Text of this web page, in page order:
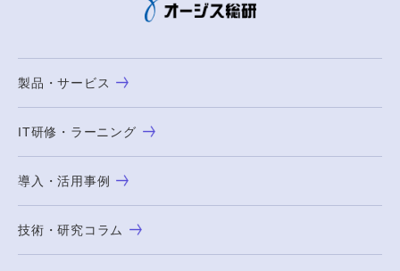
製品・サービス
IT研修・ラーニング
導入・活用事例
技術・研究コラム